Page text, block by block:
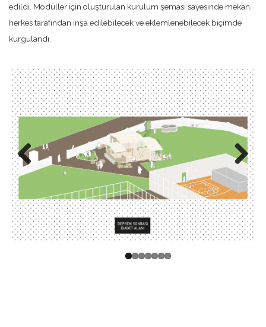
edildi. Modüller için oluşturulan kurulum şeması sayesinde mekan,
herkes tarafından inşa edilebilecek ve eklemlenebilecek biçimde
kurgulandı.
Previo
us
Next